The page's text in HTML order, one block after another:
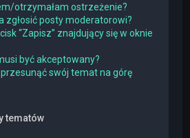
otrzymałam ostrzeżenie?
zgłosić posty moderatorowi?
“Zapisz” znajdujący się w oknie
być akceptowany?
swój temat na górę
tematów